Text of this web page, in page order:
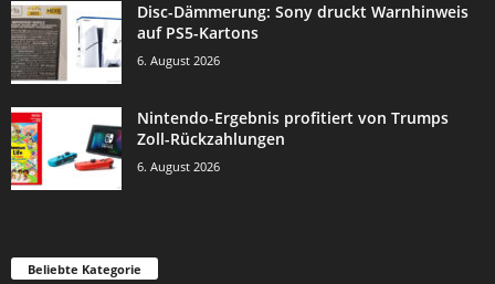
Disc-Dämmerung: Sony druckt Warnhinweis
auf PS5-Kartons
6. August 2026
Nintendo-Ergebnis profitiert von Trumps
Zoll-Rückzahlungen
6. August 2026
Beliebte Kategorie